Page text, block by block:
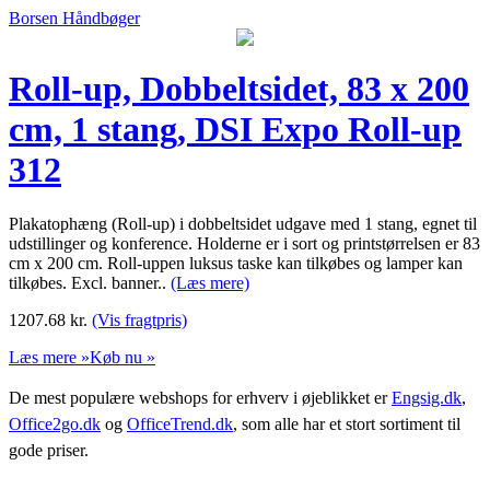
Borsen Håndbøger
Roll-up, Dobbeltsidet, 83 x 200
cm, 1 stang, DSI Expo Roll-up
312
Plakatophæng (Roll-up) i dobbeltsidet udgave med 1 stang, egnet til
udstillinger og konference. Holderne er i sort og printstørrelsen er 83
cm x 200 cm. Roll-uppen luksus taske kan tilkøbes og lamper kan
tilkøbes. Excl. banner.. (Læs mere)
1207.68 kr. (Vis fragtpris)
Læs mere »Køb nu »
De mest populære webshops for erhverv i øjeblikket erEngsig.dk,
Office2go.dk og OfficeTrend.dk, som alle har et stort sortiment til
gode priser.